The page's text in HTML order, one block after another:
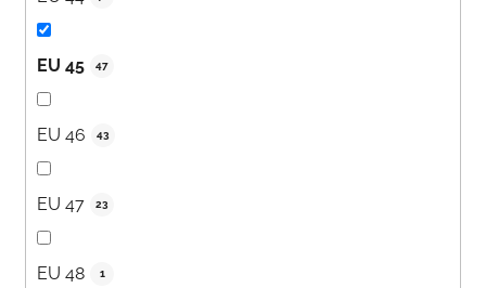
EU 45 47
EU 46 43
EU 47 23
EU 48 1